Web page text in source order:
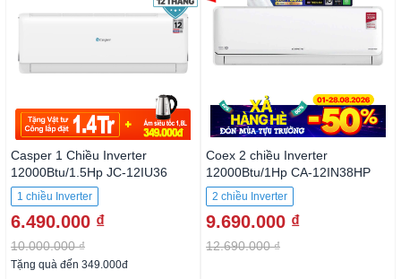
Casper 1 Chiều Inverter
12000Btu/1.5Hp JC-12IU36
1 chiều Inverter
6.490.000 ₫
10.000.000 ₫
Tặng quà đến 349.000đ
Coex 2 chiều Inverter
12000Btu/1Hp CA-12IN38HP
2 chiều Inverter
9.690.000 ₫
12.690.000 ₫